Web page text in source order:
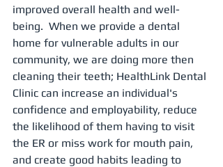
improved overall health and well-
being.  When we provide a dental
home for vulnerable adults in our
community, we are doing more then
cleaning their teeth; HealthLink Dental
Clinic can increase an individual's
confidence and employability, reduce
the likelihood of them having to visit
the ER or miss work for mouth pain,
and create good habits leading to